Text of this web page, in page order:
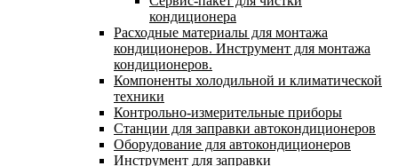
кондиционера
Расходные материалы для монтажа
кондиционеров. Инструмент для монтажа
кондиционеров.
Компоненты холодильной и климатической
техники
Контрольно-измерительные приборы
Станции для заправки автокондиционеров
Оборудование для автокондиционеров
Инструмент для заправки